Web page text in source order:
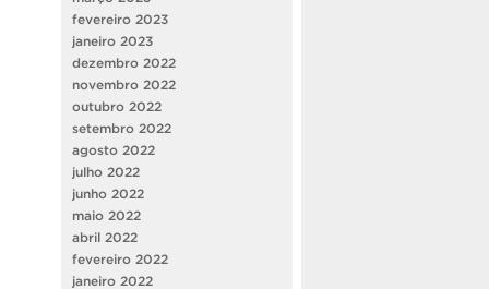
fevereiro 2023
janeiro 2023
dezembro 2022
novembro 2022
outubro 2022
setembro 2022
agosto 2022
julho 2022
junho 2022
maio 2022
abril 2022
fevereiro 2022
janeiro 2022